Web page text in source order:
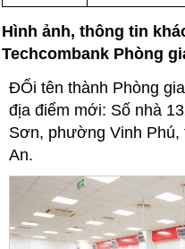
Hình ảnh, thông tin
Techcombank Phòng
ĐỔi tên thành Phòng
địa điểm mới: Số nhà
Sơn, phường Vinh Phú,
An.